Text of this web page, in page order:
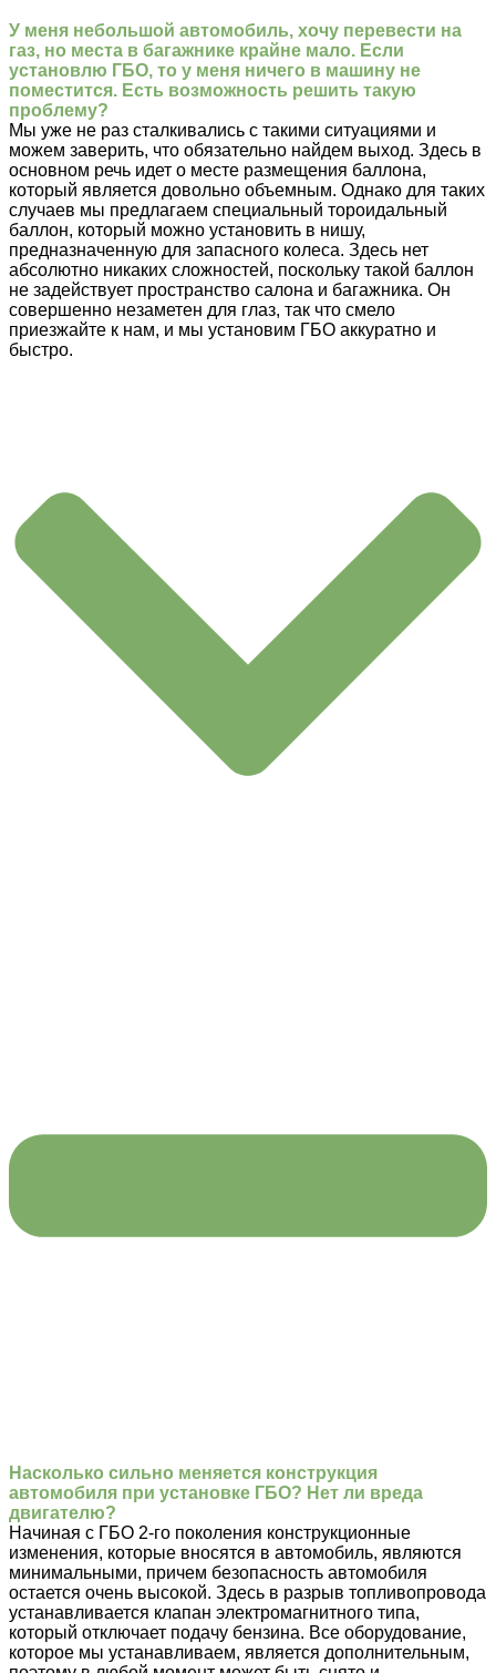
У меня небольшой автомобиль, хочу перевести на
газ, но места в багажнике крайне мало. Если
установлю ГБО, то у меня ничего в машину не
поместится. Есть возможность решить такую
проблему?
Мы уже не раз сталкивались с такими ситуациями и
можем заверить, что обязательно найдем выход. Здесь в
основном речь идет о месте размещения баллона,
который является довольно объемным. Однако для таких
случаев мы предлагаем специальный тороидальный
баллон, который можно установить в нишу,
предназначенную для запасного колеса. Здесь нет
абсолютно никаких сложностей, поскольку такой баллон
не задействует пространство салона и багажника. Он
совершенно незаметен для глаз, так что смело
приезжайте к нам, и мы установим ГБО аккуратно и
быстро.
Насколько сильно меняется конструкция
автомобиля при установке ГБО? Нет ли вреда
двигателю?
Начиная с ГБО 2-го поколения конструкционные
изменения, которые вносятся в автомобиль, являются
минимальными, причем безопасность автомобиля
остается очень высокой. Здесь в разрыв топливопровода
устанавливается клапан электромагнитного типа,
который отключает подачу бензина. Все оборудование,
которое мы устанавливаем, является дополнительным,